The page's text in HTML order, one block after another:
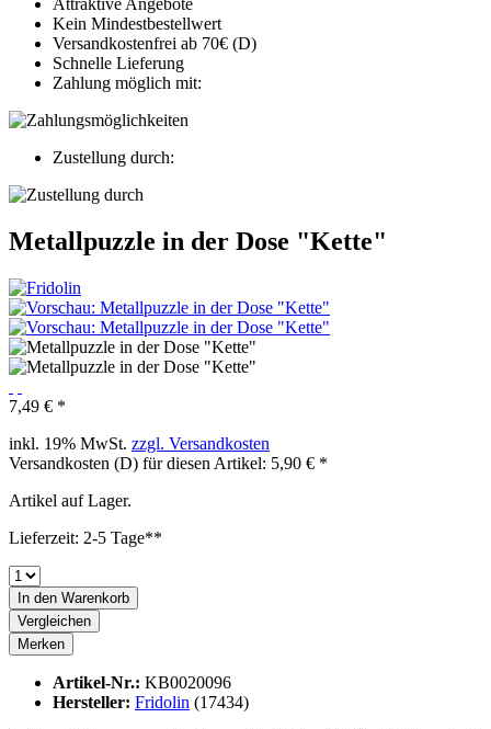
Attraktive Angebote
Kein Mindestbestellwert
Versandkostenfrei ab 70€ (D)
Schnelle Lieferung
Zahlung möglich mit:
Zustellung durch:
Metallpuzzle in der Dose "Kette"
7,49 € *
inkl. 19% MwSt. zzgl. Versandkosten
Versandkosten (D) für diesen Artikel: 5,90 € *
Artikel auf Lager.
Lieferzeit: 2-5 Tage**
In den Warenkorb
Vergleichen
Merken
Artikel-Nr.: KB0020096
Hersteller: Fridolin (17434)